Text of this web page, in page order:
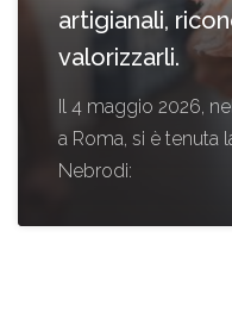
artigianali,
valorizzarli.
Il 4 maggio 2026,
a Roma, si è tenuta
Nebrodi: